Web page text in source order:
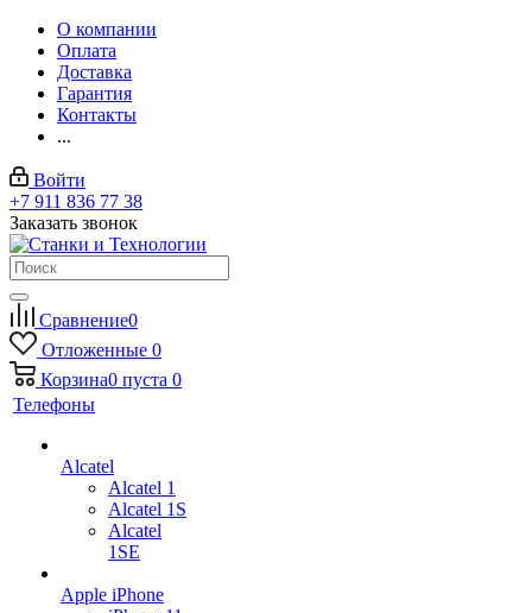
О компании
Оплата
Доставка
Гарантия
Контакты
...
Войти
+7 911 836 77 38
Заказать звонок
Сравнение0
Отложенные 0
Корзина0 пуста 0
Телефоны
Alcatel
Alcatel 1
Alcatel 1S
Alcatel
1SE
Apple iPhone